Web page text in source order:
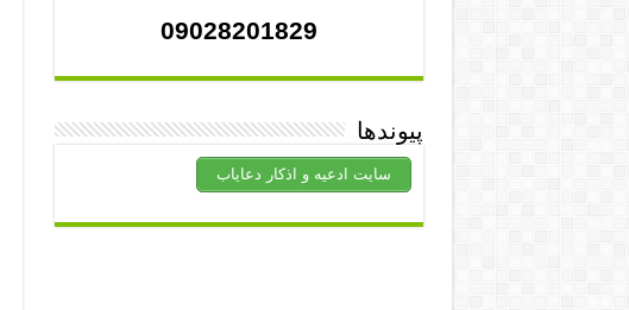
09028201829
پیوندها
سایت ادعیه و اذکار دعایاب